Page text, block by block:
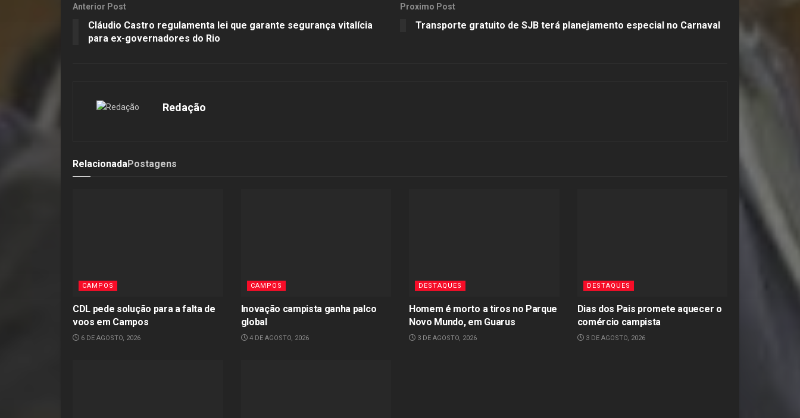
Anterior Post
Cláudio Castro regulamenta lei que garante segurança vitalícia
para ex-governadores do Rio
Proximo Post
Transporte gratuito de SJB terá planejamento especial no Carnaval
Redação
RelacionadaPostagens
CAMPOS
CDL pede solução para a falta de
voos em Campos
6 DE AGOSTO, 2026
CAMPOS
Inovação campista ganha palco
global
4 DE AGOSTO, 2026
DESTAQUES
Homem é morto a tiros no Parque
Novo Mundo, em Guarus
3 DE AGOSTO, 2026
DESTAQUES
Dias dos Pais promete aquecer o
comércio campista
3 DE AGOSTO, 2026